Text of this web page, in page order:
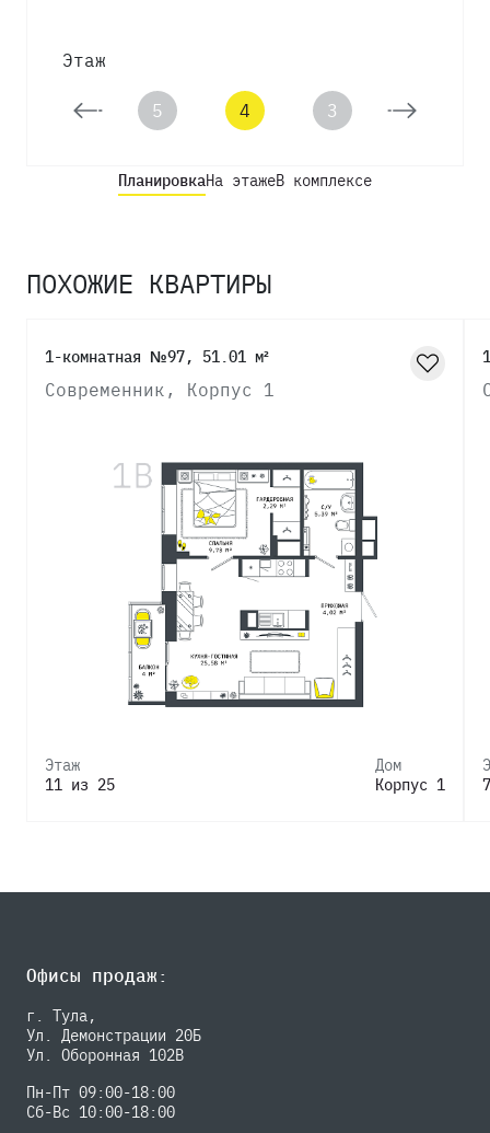
Этаж
6 5 4 3 2
ПланировкаНа этажеВ комплексе
ПОХОЖИЕ КВАРТИРЫ
1-комнатная №97, 51.01 м²
Современник, Корпус 1
Этаж
11 из 25
Дом
Корпус 1
Офисы продаж:
г. Тула,
Ул. Демонстрации 20Б
Ул. Оборонная 102В
Пн-Пт 09:00-18:00
Сб-Вс 10:00-18:00